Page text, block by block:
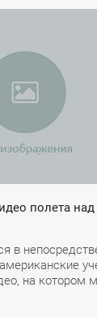
полета
в
на котором